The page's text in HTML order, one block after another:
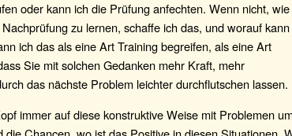
oder kann ich die Prüfung anfechten. Wenn nicht, wie
zu lernen, schaffe ich das, und worauf kann
ich das als eine Art Training begreifen, als eine Art
Sie mit solchen Gedanken mehr Kraft, mehr
das nächste Problem leichter durchflutschen lassen.
immer auf diese konstruktive Weise mit Problemen